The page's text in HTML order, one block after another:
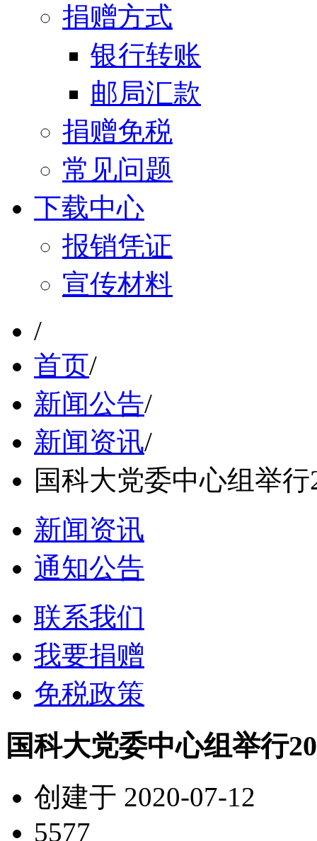
捐赠方式
银行转账
邮局汇款
捐赠免税
常见问题
下载中心
报销凭证
宣传材料
/
首页/
新闻公告/
新闻资讯/
国科大党委中心组举
新闻资讯
通知公告
联系我们
我要捐赠
免税政策
国科大党委中心组举行
创建于 2020-07-12
5577